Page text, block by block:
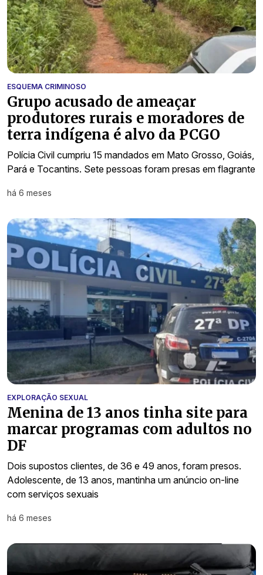
ESQUEMA CRIMINOSO
Grupo acusado de ameaçar
produtores rurais e moradores de
terra indígena é alvo da PCGO
Polícia Civil cumpriu 15 mandados em Mato Grosso, Goiás,
Pará e Tocantins. Sete pessoas foram presas em flagrante
há 6 meses
EXPLORAÇÃO SEXUAL
Menina de 13 anos tinha site para
marcar programas com adultos no
DF
Dois supostos clientes, de 36 e 49 anos, foram presos.
Adolescente, de 13 anos, mantinha um anúncio on-line
com serviços sexuais
há 6 meses